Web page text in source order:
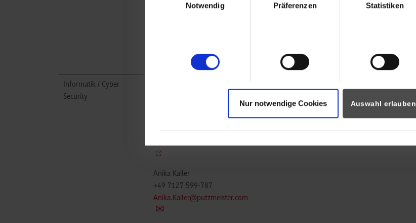
Notwendig
Präferenzen Statistiken
Nur notwendige Cookies Auswahl erlauben
Informatik / Cyber
Security
Anika Kailer
+49 7127 599-787
Anika.Kailer@putzmeister.com